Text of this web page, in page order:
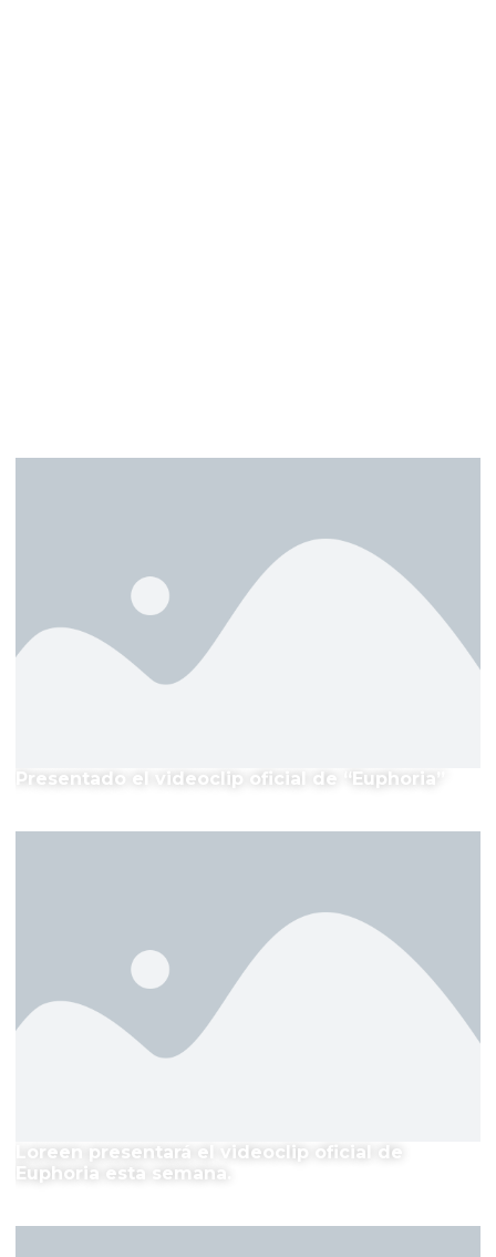
Presentado el videoclip oficial de “Euphoria”
Loreen presentará el videoclip oficial de
Euphoria esta semana.